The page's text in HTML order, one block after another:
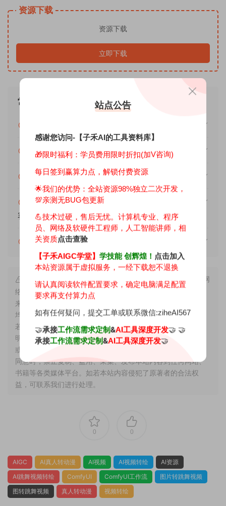
资源下载
资源下载
立即下载
常见问题
提示下载完但解压或打开不了？
找不到素材资源介绍文章里的示例图片？
消耗积分后无法显示下载地址或者无法查看内
容？
消耗积分获取该资源后，可以退款吗？
声明： ① 本站所有资源均是基于GitHub上的开源项目或网
络上整理收集，同时进行优化调试整合修复等深度二次开发出
来的成果，因此理论上版权仍属于原著者所有，故所提供资源
均仅供AIGC技术学习，切勿用于非法用途，也请勿直接商用。
若由于商用引起版权纠纷，一切责任均由使用者承担。更多说
明请参考资源包内的声明。 ② 本站所有文章，如无特殊说明
或标注，均为本站原创发布。任何个人或组织，在未征得本站
同意时，禁止复制、盗用、采集、发布本站内容到任何网站、
书籍等各类媒体平台。如若本站内容侵犯了原著者的合法权
益，可联系我们进行处理。
0 0
AIGC AI真人转动漫 AI视频 AI视频转绘
AI资源
AI跳舞视频转绘
ComfyUI ComfyUI工作流
图片转跳舞视频
图转跳舞视频
真人转动漫 视频转绘
站点公告
感谢您访问-【子禾AI的工具资料库】
🎁限时福利：学员费用限时折扣(加V咨询)
每日签到赢算力点，解锁付费资源
🌟我们的优势： 全站资源98%独立二次开发，
💯亲测无BUG包更新
💪技术过硬，售后无忧。计算机专业、程序
员、网络及软硬件工程师，人工智能讲师，相
关资质点击查验
【子禾AIGC学堂】 学技能 创辉煌！ 点击加入
本站资源属于虚拟服务，一经下载恕不退换
请认真阅读软件配置要求，确定电脑满足配置
要求再支付算力点
如有任何疑问，提交工单或联系微信:ziheAI567
🤝承接工作流需求定制&AI工具深度开发🤝 🤝
承接工作流需求定制&AI工具深度开发🤝